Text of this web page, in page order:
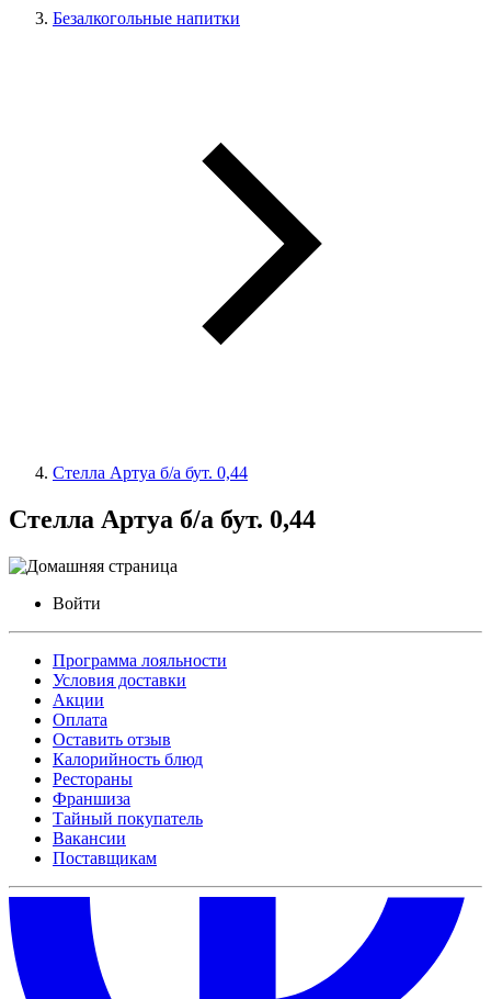
Безалкогольные напитки
Стелла Артуа б/а бут. 0,44
Стелла Артуа б/а бут. 0,44
Войти
Программа лояльности
Условия доставки
Акции
Оплата
Оставить отзыв
Калорийность блюд
Рестораны
Франшиза
Тайный покупатель
Вакансии
Поставщикам